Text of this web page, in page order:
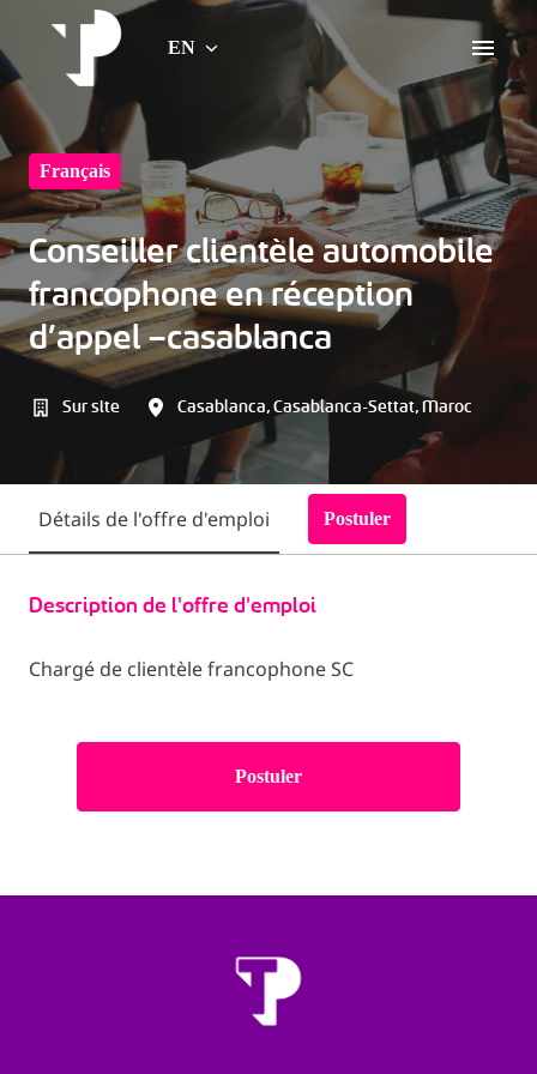
contentHome Page EN
Français
Conseiller clientèle automobile
francophone en réception
d’appel –casablanca
Sur site Casablanca,Casablanca-Settat,Maroc
Détails de l'offre d'emploi Postuler
Description de l'offre d'emploi
Chargé de clientèle francophone SC
Postuler
Homepage